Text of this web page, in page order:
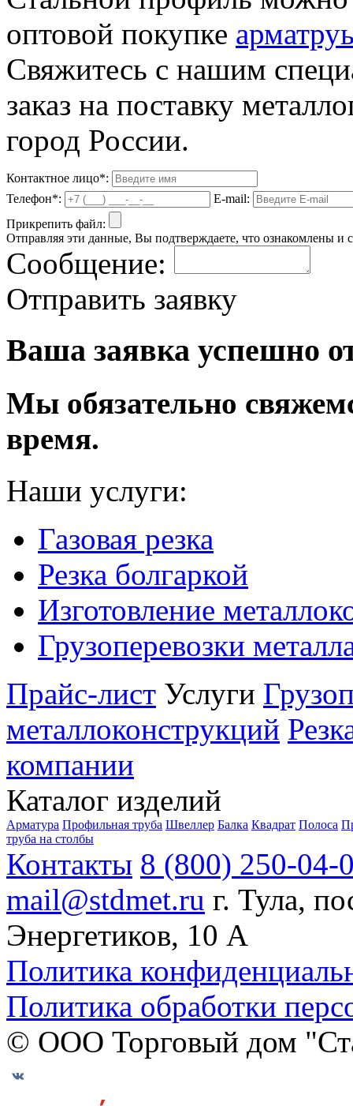
оптовой покупке
Свяжитесь с нашим
заказ на поставку
город России.
Контактное лицо*:
Телефон*:
E-mail:
Прикрепить файл:
Отправляя эти данные, Вы подтверждаете, что ознакомлены и
Сообщение:
Отправить заявку
Ваша заявка успешно
Мы обязательно
время.
Наши услуги:
Газовая резка
Резка болгаркой
Изготовление
Грузоперевозки
Прайс-лист Услуги
металлоконструкций
компании
Каталог изделий
Арматура Профильная труба Швеллер Балка Квадрат Полоса
труба на столбы
Контакты 8 (800) 250-04-
mail@stdmet.ru г. Тула,
Энергетиков, 10 А
Политика
Политика обработки
© ООО Торговый дом